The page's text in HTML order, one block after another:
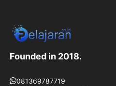
Founded in 2018.
081369787719